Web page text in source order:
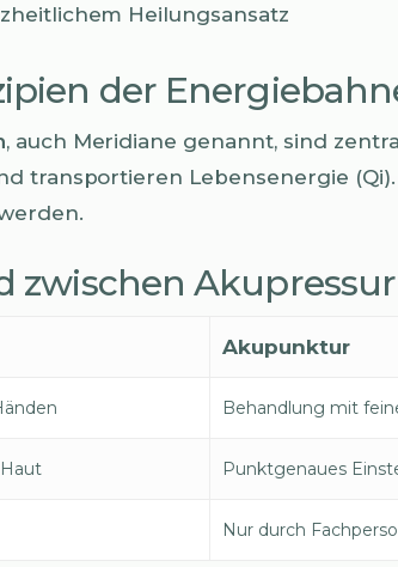
Heilungsansatz
der
, auch Meridiane genannt, sind
transportieren Lebensenergie
zwischen
Akupunktur
Behandlung mit
Punktgenaues
Nur durch